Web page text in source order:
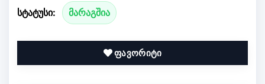
სტატუსი: მარაგშია
ფავორიტი